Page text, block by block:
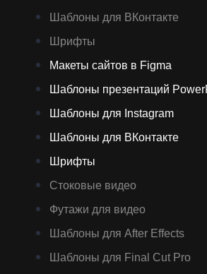
Шаблоны для ВКонтакте
Шрифты
Макеты сайтов в Figma
Шаблоны презентаций
Шаблоны для Instagram
Шаблоны для ВКонтакте
Шрифты
Стоковые видео
Футажи для видео
Шаблоны для After Effects
Шаблоны для Final Cut Pro